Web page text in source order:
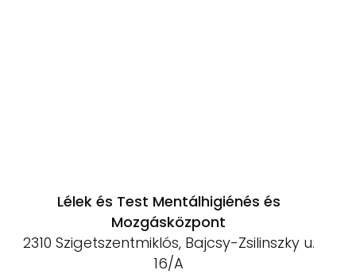
Lélek és Test Mentálhigiénés és
Mozgásközpont
2310 Szigetszentmiklós, Bajcsy-Zsilinszky u.
16/A